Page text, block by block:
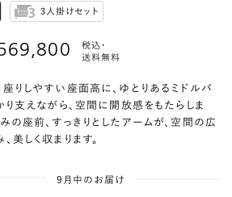
3人掛けセット
税込・
送料無料
りしやすい座面高に、ゆとりあるミドルバ
り支えながら、空間に開放感をもたらしま
の座前、すっきりとしたアームが、空間の広
美しく収まります。
9月中のお届け